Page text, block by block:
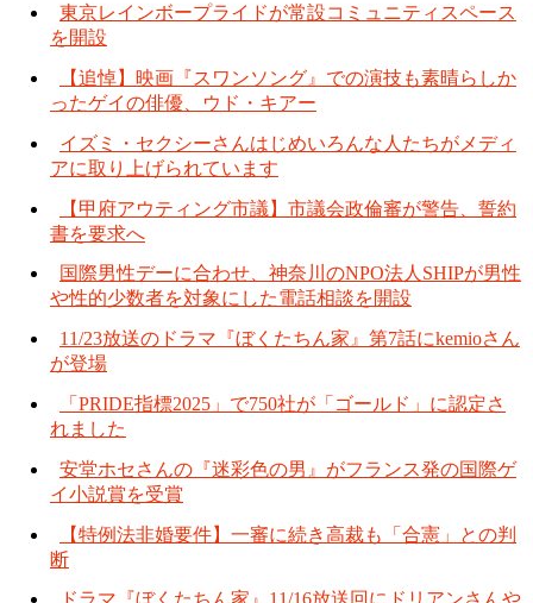
東京レインボープライドが常設コミュニティスペース
を開設
【追悼】映画『スワンソング』での演技も素晴らしか
ったゲイの俳優、ウド・キアー
イズミ・セクシーさんはじめいろんな人たちがメディ
アに取り上げられています
【甲府アウティング市議】市議会政倫審が警告、誓約
書を要求へ
国際男性デーに合わせ、神奈川のNPO法人SHIPが男性
や性的少数者を対象にした電話相談を開設
11/23放送のドラマ『ぼくたちん家』第7話にkemioさん
が登場
「PRIDE指標2025」で750社が「ゴールド」に認定さ
れました
安堂ホセさんの『迷彩色の男』がフランス発の国際ゲ
イ小説賞を受賞
【特例法非婚要件】一審に続き高裁も「合憲」との判
断